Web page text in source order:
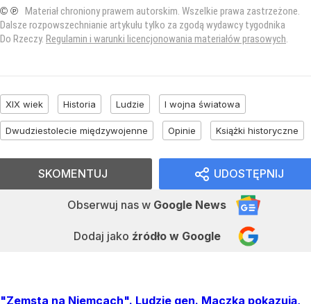
© ℗ Materiał chroniony prawem autorskim. Wszelkie prawa zastrzeżone.
Dalsze rozpowszechnianie artykułu tylko za zgodą wydawcy tygodnika
Do Rzeczy. Regulamin i warunki licencjonowania materiałów prasowych.
XIX wiek Historia Ludzie I wojna światowa
Dwudziestolecie międzywojenne Opinie Książki historyczne
UDOSTĘPNIJ
Obserwuj nas w Google News
Dodaj jako źródło w Google
SKOMENTUJ
"Zemsta na Niemcach". Ludzie gen. Maczka pokazują,